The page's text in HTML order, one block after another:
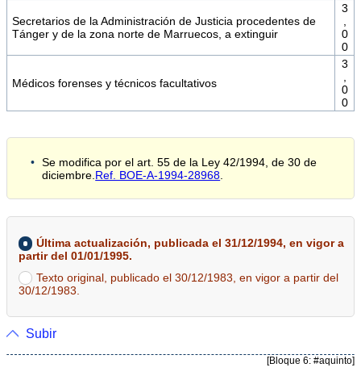
Secretarios de la Administración de Justicia procedentes de
Tánger y de la zona norte de Marruecos, a extinguir
3
0
0
Médicos forenses y técnicos facultativos
3
0
0
Se modifica por el art. 55 de la Ley 42/1994, de 30 de
diciembre. Ref. BOE-A-1994-28968
Última actualización, publicada el 31/12/1994, en vigor a
partir del 01/01/1995.
Texto original, publicado el 30/12/1983, en vigor a partir del
30/12/1983.
Subir
[Bloque 6: #aquinto]